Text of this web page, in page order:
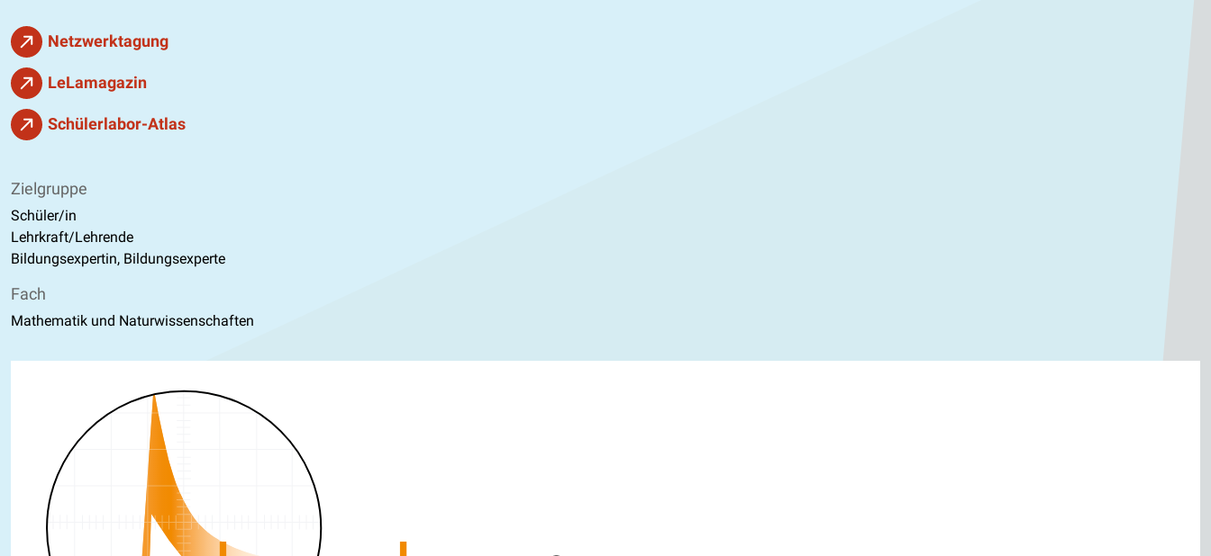
Netzwerktagung
LeLamagazin
Schülerlabor-Atlas
Zielgruppe
Schüler/in
Lehrkraft/Lehrende
Bildungsexpertin, Bildungsexperte
Fach
Mathematik und Naturwissenschaften